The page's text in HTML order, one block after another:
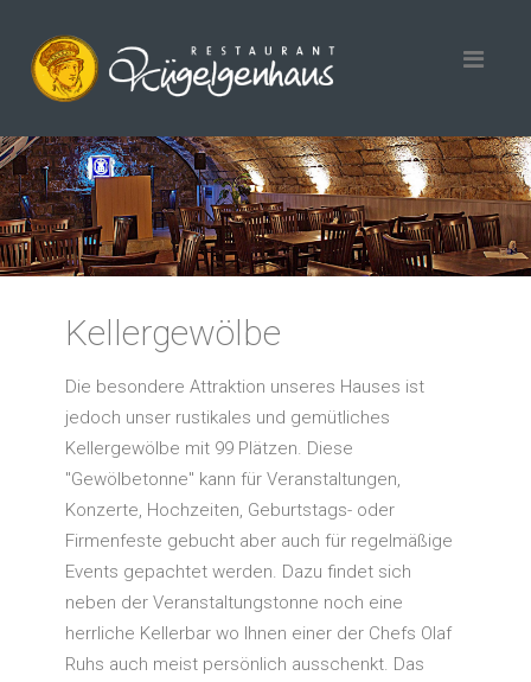
Kellergewölbe
Die besondere Attraktion unseres Hauses ist
jedoch unser rustikales und gemütliches
Kellergewölbe mit 99 Plätzen. Diese
"Gewölbetonne" kann für Veranstaltungen,
Konzerte, Hochzeiten, Geburtstags- oder
Firmenfeste gebucht aber auch für regelmäßige
Events gepachtet werden. Dazu findet sich
neben der Veranstaltungstonne noch eine
herrliche Kellerbar wo Ihnen einer der Chefs Olaf
Ruhs auch meist persönlich ausschenkt. Das